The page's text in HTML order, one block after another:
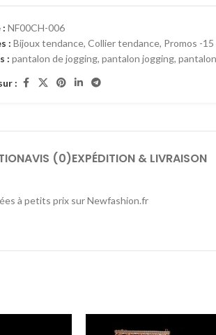
: NF00CH-006
: Bijoux tendance, Collier tendance, Promos -15
: pantalon de jogging, pantalon jogging,
:
AVIS (0)EXPÉDITION & LIVRAISON
à petits prix sur Newfashion.fr